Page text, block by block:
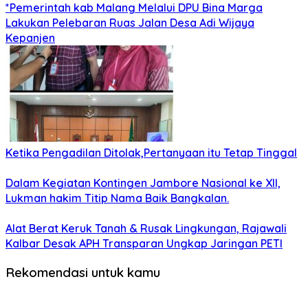
*Pemerintah kab Malang Melalui DPU Bina Marga
Lakukan Pelebaran Ruas Jalan Desa Adi Wijaya
Kepanjen
Ketika Pengadilan Ditolak,Pertanyaan itu Tetap Tinggal
Dalam Kegiatan Kontingen Jambore Nasional ke XII,
Lukman hakim Titip Nama Baik Bangkalan.
Alat Berat Keruk Tanah & Rusak Lingkungan, Rajawali
Kalbar Desak APH Transparan Ungkap Jaringan PETI
Rekomendasi untuk kamu